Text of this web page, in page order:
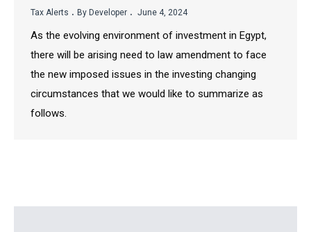
Tax Alerts . By Developer . June 4, 2024
As the evolving environment of investment in Egypt,
there will be arising need to law amendment to face
the new imposed issues in the investing changing
circumstances that we would like to summarize as
follows.